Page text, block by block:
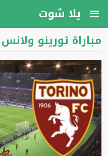
يلا شوت
مباراة تورينو ولانس